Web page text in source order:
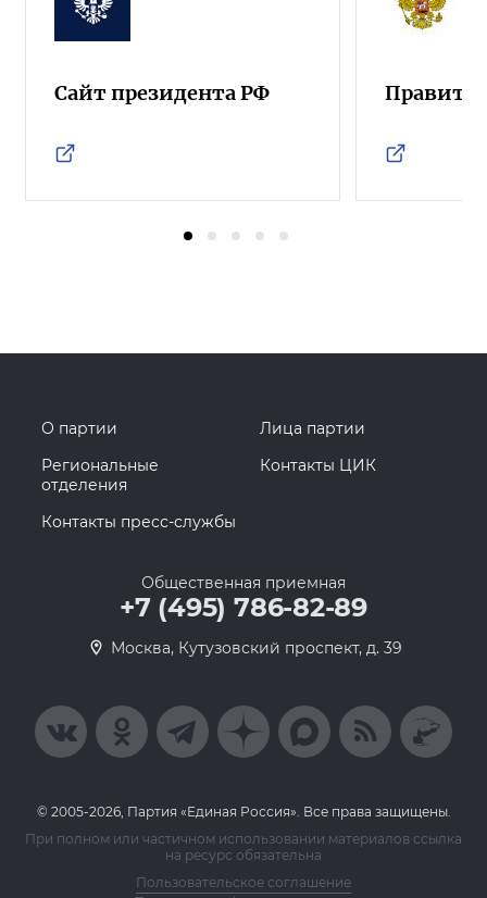
Сайт президента РФ
О партии
Лица партии
Региональные
отделения
Контакты ЦИК
Контакты пресс-службы
Общественная приемная
+7 (495) 786-82-89
Москва, Кутузовский проспект, д. 39
© 2005-2026, Партия «Единая Россия». Все права защищены.
При полном или частичном использовании материалов ссылка
на ресурс обязательна
Пользовательское соглашение